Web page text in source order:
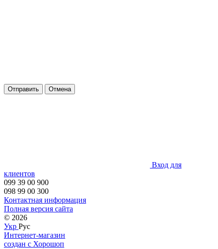
Отправить Отмена
Вход для
клиентов
099 39 00 900
098 99 00 300
Контактная информация
Полная версия сайта
© 2026
Укр Рус
Интернет-магазин
создан с Хорошоп